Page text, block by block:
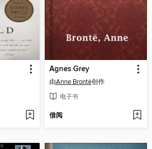
Agnes Grey
由Anne Brontë创作
电子书
借阅